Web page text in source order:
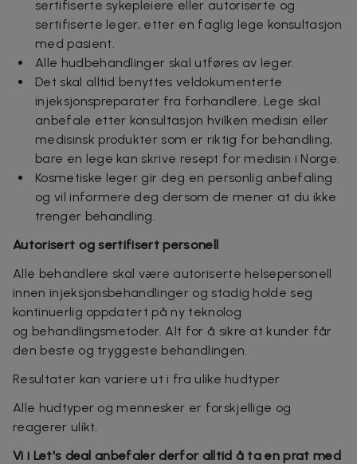
sertifiserte sykepleiere eller autoriserte og
sertifiserte leger, etter en faglig lege konsultasjon
med pasient.
Alle hudbehandlinger skal utføres av leger.
Det skal alltid benyttes veldokumenterte
injeksjonspreparater fra forhandlere. Lege skal
anbefale etter konsultasjon hvilken medisin eller
medisinsk produkter som er riktig for behandling,
bare en lege kan skrive resept for medisin i Norge.
Kosmetiske leger gir deg en personlig anbefaling
og vil informere deg dersom de mener at du ikke
trenger behandling.
Autorisert og sertifisert personell
Alle behandlere skal være autoriserte helsepersonell
innen injeksjonsbehandlinger og stadig holde seg
kontinuerlig oppdatert på ny teknolog
og behandlingsmetoder. Alt for å sikre at kunder får
den beste og tryggeste behandlingen.
Resultater kan variere ut i fra ulike hudtyper
Alle hudtyper og mennesker er forskjellige og
reagerer ulikt.
Vi i Let's deal anbefaler derfor alltid å ta en prat med